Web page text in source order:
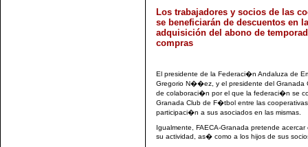
Los trabajadores y socios de las
se beneficiarán de descuentos en la
adquisición del abono de
compras
El presidente de la Federaci�n Andaluza de
Gregorio N��ez, y el presidente del Granada
de colaboraci�n por el que la federaci�n se
Granada Club de F�tbol entre las
participaci�n a sus asociados en las mismas.
Igualmente, FAECA-Granada pretende
su actividad, as� como a los hijos de sus